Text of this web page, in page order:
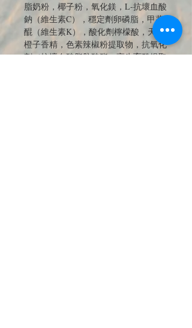
脂奶粉，椰子粉，氧化鎂，L-抗壞血酸
鈉（維生素C），穩定劑卵磷脂，甲萘
醌（維生素K），酸化劑檸檬酸，天然
橙子香精，色素辣椒粉提取物，抗氧化
劑（抗壞血酸脂肪酸酯，高生育酚提取